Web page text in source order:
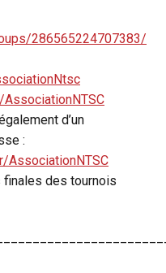
286565224707383/
d’un
:
AssociationNTSC
des tournois